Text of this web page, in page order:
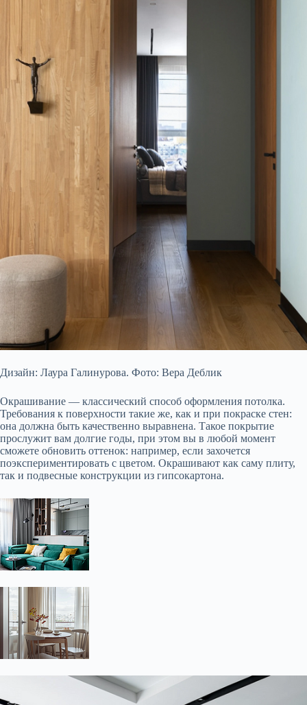
Дизайн: Лаура Галинурова. Фото: Вера Деблик
Окрашивание — классический способ оформления потолка.
Требования к поверхности такие же, как и при покраске стен:
она должна быть качественно выравнена. Такое покрытие
прослужит вам долгие годы, при этом вы в любой момент
сможете обновить оттенок: например, если захочется
поэкспериментировать с цветом. Окрашивают как саму плиту,
так и подвесные конструкции из гипсокартона.